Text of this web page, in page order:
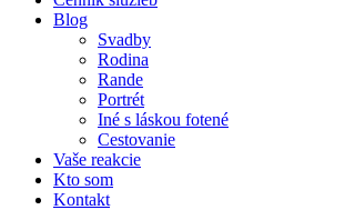
Blog
Svadby
Rodina
Rande
Portrét
Iné s láskou fotené
Cestovanie
Vaše reakcie
Kto som
Kontakt